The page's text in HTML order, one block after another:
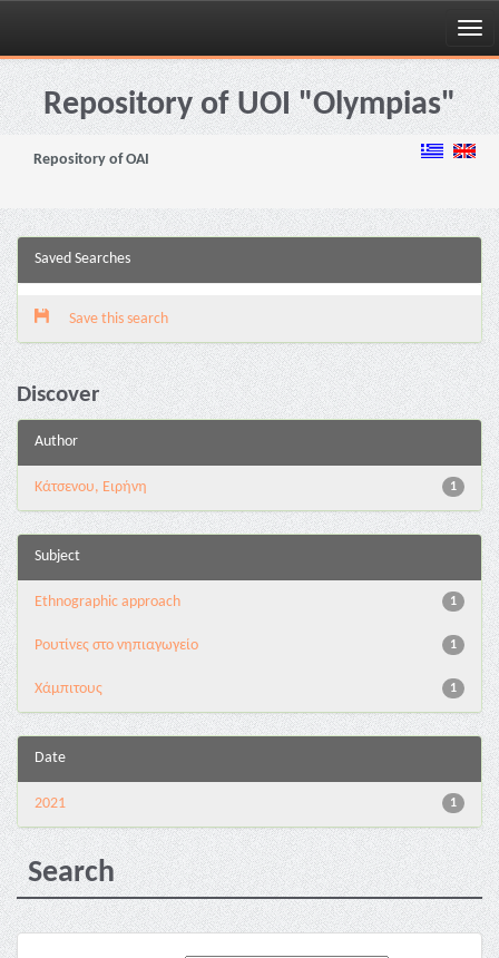
Skip
navigationRepository of UOI "Olympias"
Repository of OAI
Saved Searches
Save this search
Discover
Author
1
Κάτσενου, Ειρήνη
Subject
1
Ethnographic approach
1
Pουτίνες στο νηπιαγωγείο
1
Χάμπιτους
Date
1
2021
Search